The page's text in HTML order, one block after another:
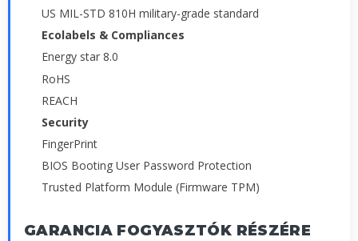
US MIL-STD 810H military-grade standard
Ecolabels & Compliances
Energy star 8.0
RoHS
REACH
Security
FingerPrint
BIOS Booting User Password Protection
Trusted Platform Module (Firmware TPM)
GARANCIA FOGYASZTÓK RÉSZÉRE